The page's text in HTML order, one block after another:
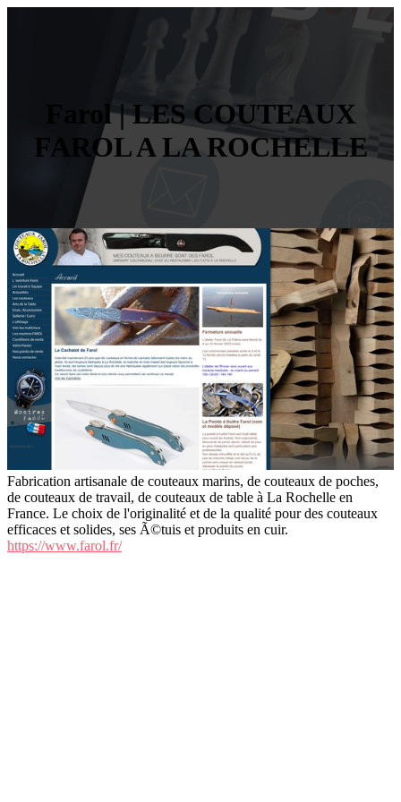
Farol | LES COUTEAUX
FAROL A LA ROCHELLE
Fabrication artisanale de couteaux marins, de couteaux de poches,
de couteaux de travail, de couteaux de table à La Rochelle en
France. Le choix de l'originalité et de la qualité pour des couteaux
efficaces et solides, ses Ã©tuis et produits en cuir.
https://www.farol.fr/